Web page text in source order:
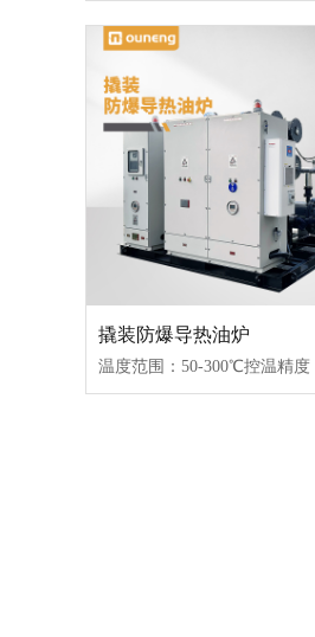
撬装防爆导热油炉